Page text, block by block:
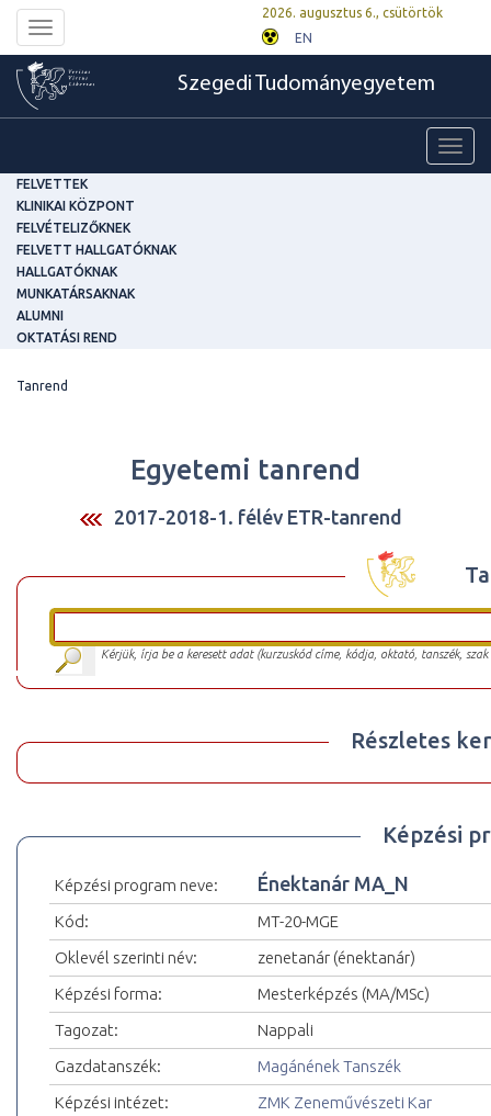
Toggle
navigation
2026. augusztus 6., csütörtök
EN
Szegedi Tudományegyetem
FELVETTEK
KLINIKAI KÖZPONT
FELVÉTELIZŐKNEK
FELVETT HALLGATÓKNAK
HALLGATÓKNAK
MUNKATÁRSAKNAK
ALUMNI
OKTATÁSI REND
Tanrend
Egyetemi tanrend
2017-2018-1. félév ETR-tanrend
Kérjük, írja be a keresett adat (kurzuskód címe, kódja, oktató, tanszék,
Részletes
Képzési
Képzési program neve: Énektanár MA_N
Kód:
MT-20-MGE
Oklevél szerinti név:
zenetanár (énektanár)
Képzési forma:
Mesterképzés (MA/MSc)
Tagozat:
Nappali
Gazdatanszék:
Magánének Tanszék
Képzési intézet:
ZMK Zeneművészeti Kar